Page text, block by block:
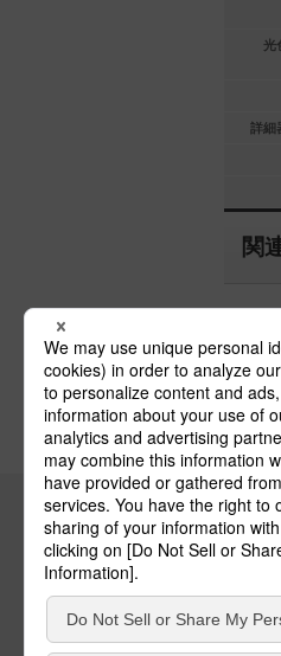
光
詳細
電球色（
地中、床埋込型照
壁際設
関